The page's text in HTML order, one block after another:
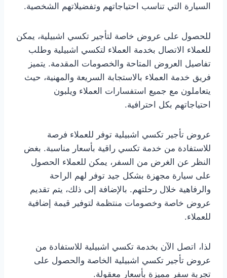
السيارة التي تناسب احتياجاتهم وتفضيلاتهم الشخصية.
للحصول على عروض خاصة لتأجير تكسي اشبيلية، يمكن
للعملاء الاتصال بخدمة العملاء لتكسي اشبيلية وطلب
تفاصيل العروض المتاحة والخصومات المقدمة. يتميز
فريق خدمة العملاء بالاستجابة السريعة والمهنية، حيث
يتعاملون مع جميع استفسارات العملاء ويلبون
احتياجاتهم بكل احترافية.
عروض تأجير تكسي اشبيلية توفر للعملاء فرصة
للاستفادة من خدمة تكسي راقية بأسعار مناسبة. بغض
النظر عن الغرض من السفر، يمكن للعملاء الحصول
على سيارة مجهزة بشكل جيد توفر لهم الراحة
والرفاهية خلال رحلتهم. بالإضافة إلى ذلك، يتم تقديم
عروض خاصة وخصومات منتظمة لتوفير قيمة إضافية
للعملاء.
لذا، اتصل الآن بخدمة تكسي اشبيلية للاستفادة من
عروض تأجير تكسي اشبيلية الخاصة والحصول على
تجربة سفر مميزة بأسعار معقولة.